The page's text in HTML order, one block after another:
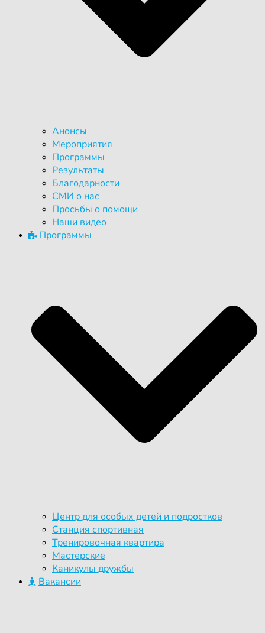
Анонсы
Мероприятия
Программы
Результаты
Благодарности
СМИ о нас
Просьбы о помощи
Наши видео
Программы
Центр для особых детей и подростков
Станция спортивная
Тренировочная квартира
Мастерские
Каникулы дружбы
Вакансии